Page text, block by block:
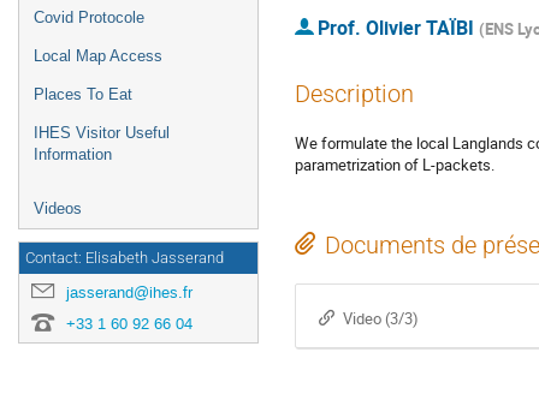
Covid Protocole
Local Map Access
Places To Eat
IHES Visitor Useful
Information
Videos
Contact: Elisabeth Jasserand
jasserand@ihes.fr
+33 1 60 92 66 04
Prof. Olivier TAÏBI (ENS
Description
We formulate the local Langlands
parametrization of L-packets.
Documents de
Video (3/3)